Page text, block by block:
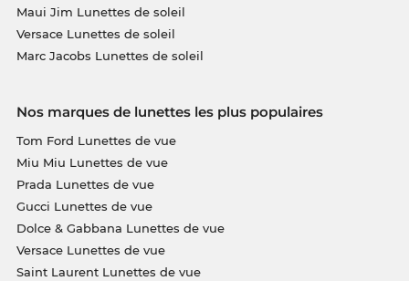
Maui Jim Lunettes de soleil
Versace Lunettes de soleil
Marc Jacobs Lunettes de soleil
Nos marques de lunettes les plus populaires
Tom Ford Lunettes de vue
Miu Miu Lunettes de vue
Prada Lunettes de vue
Gucci Lunettes de vue
Dolce & Gabbana Lunettes de vue
Versace Lunettes de vue
Saint Laurent Lunettes de vue